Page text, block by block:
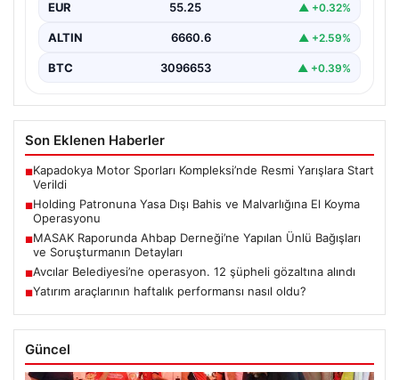
EUR 55.25 ▲ +0.32%
ALTIN 6660.6 ▲ +2.59%
BTC 3096653 ▲ +0.39%
Son Eklenen Haberler
■Kapadokya Motor Sporları Kompleksi’nde Resmi Yarışlara Start
Verildi
■Holding Patronuna Yasa Dışı Bahis ve Malvarlığına El Koyma
Operasyonu
■MASAK Raporunda Ahbap Derneği’ne Yapılan Ünlü Bağışları
ve Soruşturmanın Detayları
■Avcılar Belediyesi’ne operasyon. 12 şüpheli gözaltına alındı
■Yatırım araçlarının haftalık performansı nasıl oldu?
Güncel